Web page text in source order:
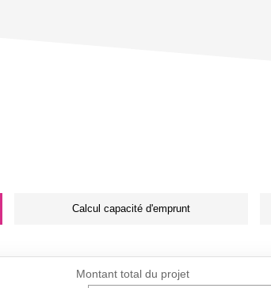
Calcul capacité d'emprunt